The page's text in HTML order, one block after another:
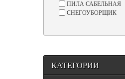
ПИЛА САБЕЛЬНАЯ
СНЕГОУБОРЩИК
КАТЕГОРИИ